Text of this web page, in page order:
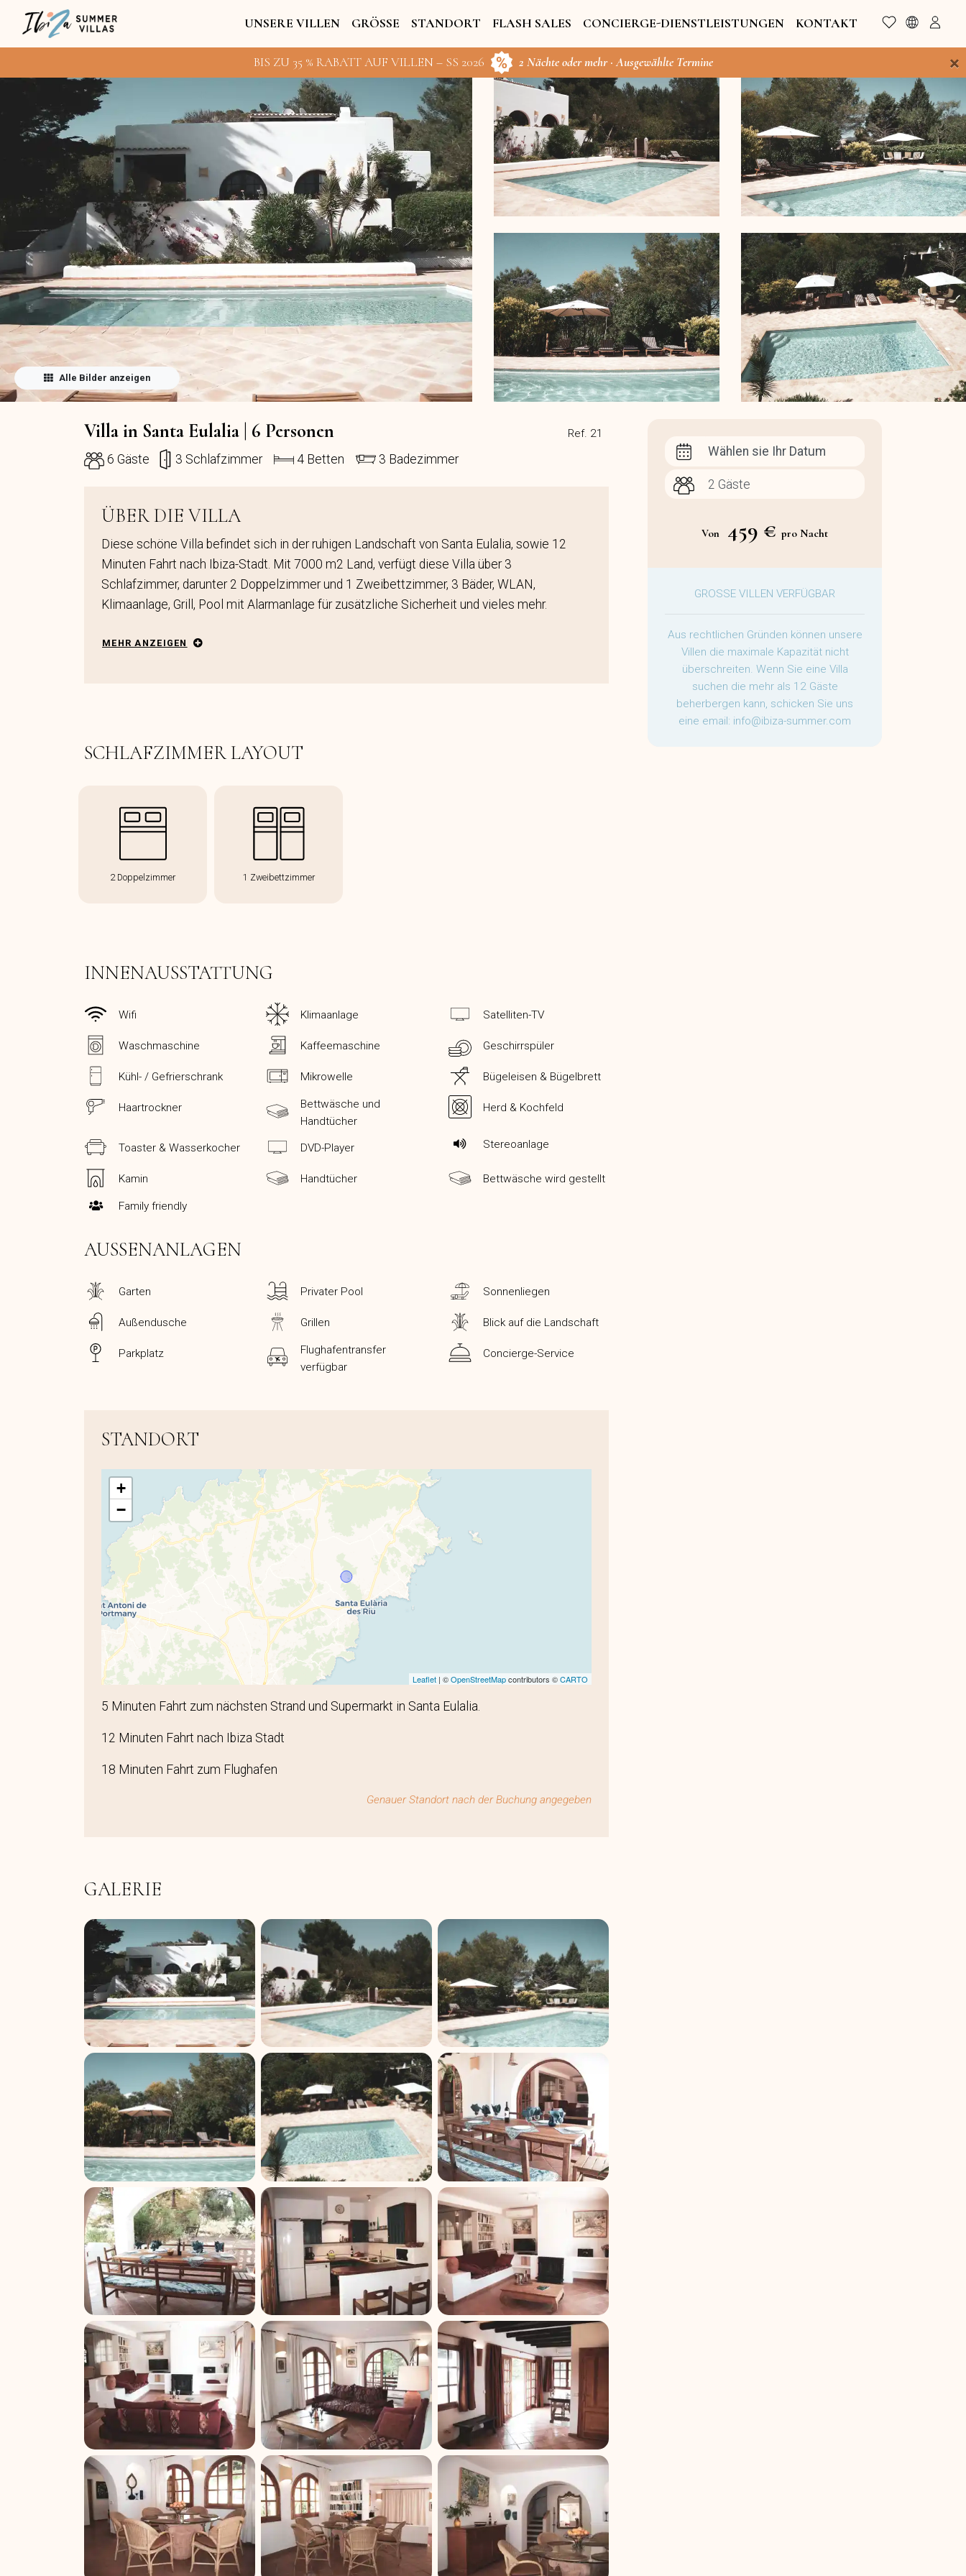
UNSERE VILLEN GRÖSSE STANDORT FLASH SALES CONCIERGE-DIENSTLEISTUNGEN KONTAKT
BIS ZU 35 % RABATT AUF VILLEN – SS 2026 2 Nächte oder mehr · Ausgewählte Termine ×
Alle Bilder anzeigen
Ref. 21
Villa in Santa Eulalia | 6 Personen
6 Gäste 3 Schlafzimmer 4 Betten 3 Badezimmer
ÜBER DIE VILLA
Diese schöne Villa befindet sich in der ruhigen Landschaft von Santa Eulalia, sowie 12
Minuten Fahrt nach Ibiza-Stadt. Mit 7000 m2 Land, verfügt diese Villa über 3
Schlafzimmer, darunter 2 Doppelzimmer und 1 Zweibettzimmer, 3 Bäder, WLAN,
Klimaanlage, Grill, Pool mit Alarmanlage für zusätzliche Sicherheit und vieles mehr.
MEHR ANZEIGEN
SCHLAFZIMMER LAYOUT
2 Doppelzimmer 1 Zweibettzimmer
INNENAUSSTATTUNG
Wifi Klimaanlage Satelliten-TV
Waschmaschine Kaffeemaschine Geschirrspüler
Kühl- / Gefrierschrank Mikrowelle Bügeleisen & Bügelbrett
Haartrockner
Bettwäsche und
Handtücher
Herd & Kochfeld
Toaster & Wasserkocher DVD-Player Stereoanlage
Kamin Handtücher Bettwäsche wird gestellt
Family friendly
AUSSENANLAGEN
Garten Privater Pool Sonnenliegen
Außendusche Grillen Blick auf die Landschaft
Parkplatz
Flughafentransfer
verfügbar
Concierge-Service
STANDORT
+
−
Leaflet | ©OpenStreetMapcontributors ©CARTO
5 Minuten Fahrt zum nächsten Strand und Supermarkt in Santa Eulalia.
12 Minuten Fahrt nach Ibiza Stadt
18 Minuten Fahrt zum Flughafen
Genauer Standort nach der Buchung angegeben
GALERIE
Wählen sie Ihr Datum
Von 459 € pro Nacht
GROSSE VILLEN VERFÜGBAR
Aus rechtlichen Gründen können unsere
Villen die maximale Kapazität nicht
überschreiten. Wenn Sie eine Villa
suchen die mehr als 12 Gäste
beherbergen kann, schicken Sie uns
eine email: info@ibiza-summer.com